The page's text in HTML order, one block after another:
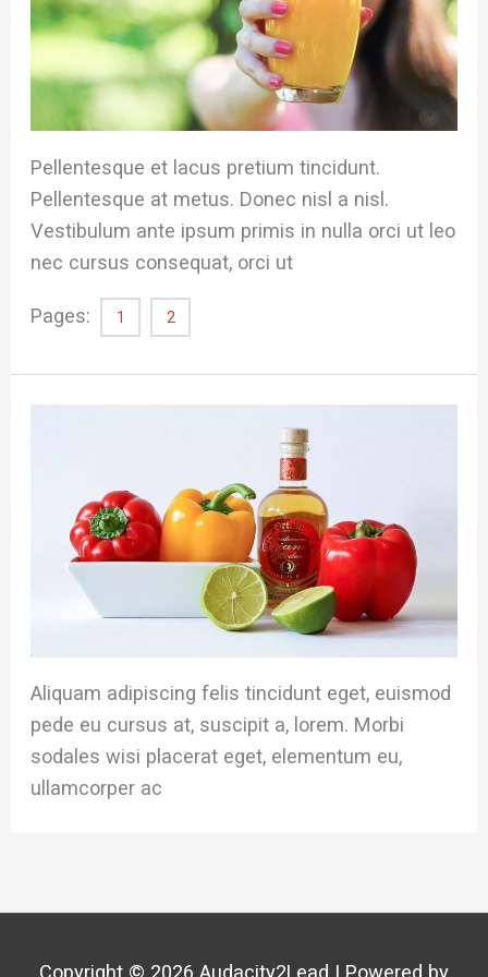
Pellentesque et lacus pretium tincidunt.
Pellentesque at metus. Donec nisl a nisl.
Vestibulum ante ipsum primis in nulla orci ut leo
nec cursus consequat, orci ut
Pages: 1 2
Aliquam adipiscing felis tincidunt eget, euismod
pede eu cursus at, suscipit a, lorem. Morbi
sodales wisi placerat eget, elementum eu,
ullamcorper ac
Copyright © 2026 Audacity2Lead | Powered by